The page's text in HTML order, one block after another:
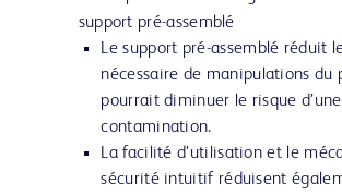
support pré-assemblé
Le support pré-assemblé réduit
nécessaire de manipulations du
pourrait diminuer le risque
contamination.
La facilité d’utilisation et le
sécurité intuitif réduisent